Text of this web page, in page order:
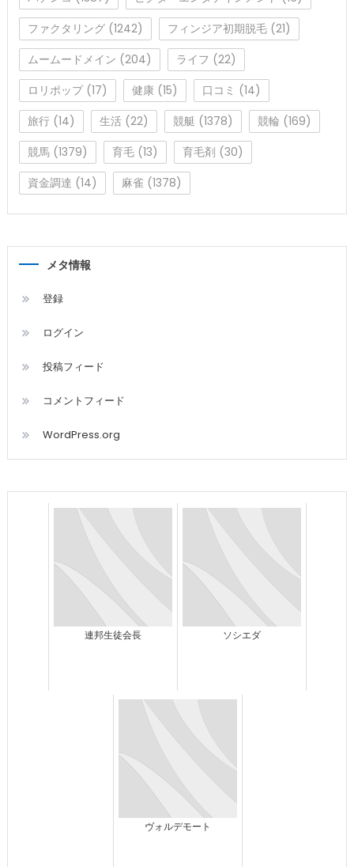
ファクタリング(1242) フィンジア初期脱毛(21)
ムームードメイン (204) ライフ (22)
ロリポップ(17) 健康(15) 口コミ (14)
旅行(14) 生活(22) 競艇 (1378) 競輪 (169)
競馬(1379) 育毛(13) 育毛剤 (30)
資金調達 (14) 麻雀(1378)
メタ情報
登録
ログイン
投稿フィード
コメントフィード
WordPress.org
連邦生徒会長 ソシエダ
ヴォルデモート